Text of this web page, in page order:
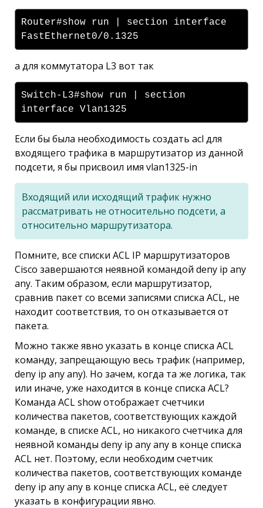
Router#show run | section interface
FastEthernet0/0.1325
а для коммутатора L3 вот так
Switch-L3#show run | section
interface Vlan1325
Если бы была необходимость создать acl для
входящего трафика в маршрутизатор из данной
подсети, я бы присвоил имя vlan1325-in
Входящий или исходящий трафик нужно
рассматривать не относительно подсети, а
относительно маршрутизатора.
Помните, все списки ACL IP маршрутизаторов
Cisco завершаются неявной командой deny ip any
any. Таким образом, если маршрутизатор,
сравнив пакет со всеми записями списка ACL, не
находит соответствия, то он отказывается от
пакета.
Можно также явно указать в конце списка ACL
команду, запрещающую весь трафик (например,
deny ip any any). Но зачем, когда та же логика, так
или иначе, уже находится в конце списка ACL?
Команда ACL show отображает счетчики
количества пакетов, соответствующих каждой
команде, в списке ACL, но никакого счетчика для
неявной команды deny ip any any в конце списка
ACL нет. Поэтому, если необходим счетчик
количества пакетов, соответствующих команде
deny ip any any в конце списка ACL, её следует
указать в конфигурации явно.